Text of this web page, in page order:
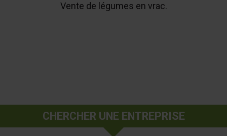
Vente de légumes en vrac.
CHERCHER UNE ENTREPRISE